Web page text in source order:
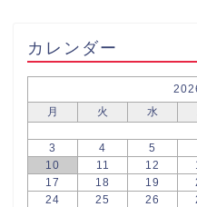
カレンダー
月
火 水
3
4 5
10
11 12
17
18 19
24
25 26